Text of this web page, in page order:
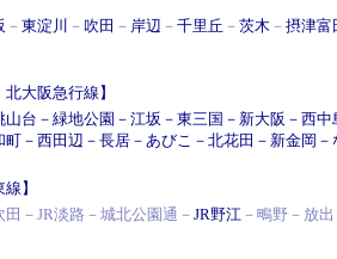
－ 東淀川 － 吹田 － 岸辺 － 千里丘 － 茨木 － 摂津富
北大阪急行線】
山台 － 緑地公園 － 江坂 － 東三国 － 新大阪 － 西中
町－ 西田辺 － 長居 － あびこ － 北花田 － 新金岡 －
】
田－JR淡路－城北公園通－ JR野江 －鴫野－放